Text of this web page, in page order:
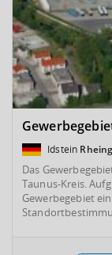
Idstein
Das
Taunus-Kreis.
Gewerbegebiet